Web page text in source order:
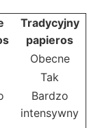
Tradycyjny
papieros
Obecne
Tak
Bardzo
intensywny